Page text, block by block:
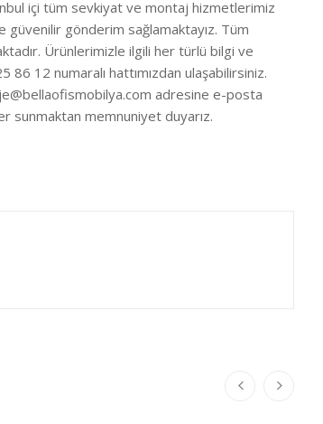
içi tüm sevkiyat ve montaj hizmetlerimiz
güvenilir gönderim sağlamaktayız. Tüm
Ürünlerimizle ilgili her türlü bilgi ve
12 numaralı hattımızdan ulaşabilirsiniz.
adresine e-posta
sunmaktan memnuniyet duyarız.